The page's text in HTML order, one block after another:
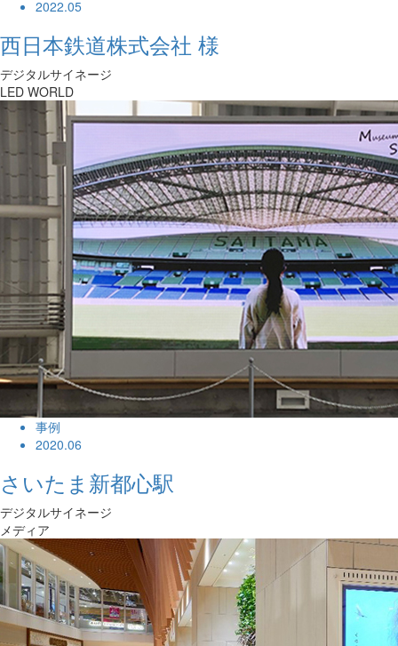
2022.05
西日本鉄道株式会社 様
デジタルサイネージ
LED WORLD
事例
2020.06
さいたま新都心駅
デジタルサイネージ
メディア